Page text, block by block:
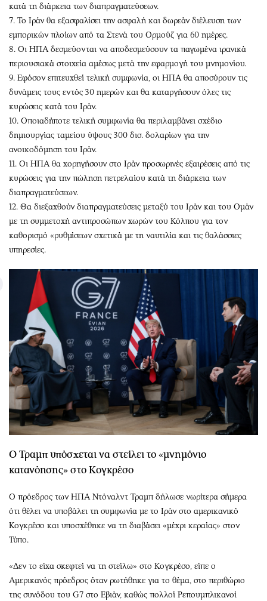
κατά τη διάρκεια των διαπραγματεύσεων.
7. Το Ιράν θα εξασφαλίσει την ασφαλή και δωρεάν διέλευση των
εμπορικών πλοίων από τα Στενά του Ορμούζ για 60 ημέρες.
8. Οι ΗΠΑ δεσμεύονται να αποδεσμεύσουν τα παγωμένα ιρανικά
περιουσιακά στοιχεία αμέσως μετά την εφαρμογή του μνημονίου.
9. Εφόσον επιτευχθεί τελική συμφωνία, οι ΗΠΑ θα αποσύρουν τις
δυνάμεις τους εντός 30 ημερών και θα καταργήσουν όλες τις
κυρώσεις κατά του Ιράν.
10. Οποιαδήποτε τελική συμφωνία θα περιλαμβάνει σχέδιο
δημιουργίας ταμείου ύψους 300 δισ. δολαρίων για την
ανοικοδόμηση του Ιράν.
11. Οι ΗΠΑ θα χορηγήσουν στο Ιράν προσωρινές εξαιρέσεις από τις
κυρώσεις για την πώληση πετρελαίου κατά τη διάρκεια των
διαπραγματεύσεων.
12. Θα διεξαχθούν διαπραγματεύσεις μεταξύ του Ιράν και του Ομάν
με τη συμμετοχή αντιπροσώπων χωρών του Κόλπου για τον
καθορισμό «ρυθμίσεων σχετικά με τη ναυτιλία και τις θαλάσσιες
υπηρεσίες.
Ο Τραμπ υπόσχεται να στείλει το «μνημόνιο
κατανόησης» στο Κογκρέσο
Ο πρόεδρος των ΗΠΑ Ντόναλντ Τραμπ δήλωσε νωρίτερα σήμερα
ότι θέλει να υποβάλει τη συμφωνία με το Ιράν στο αμερικανικό
Κογκρέσο και υποσχέθηκε να τη διαβάσει «μέχρι κεραίας» στον
Τύπο.
«Δεν το είχα σκεφτεί να τη στείλω» στο Κογκρέσο, είπε ο
Αμερικανός πρόεδρος όταν ρωτήθηκε για το θέμα, στο περιθώριο
της συνόδου του G7 στο Εβιάν, καθώς πολλοί Ρεπουμπλικανοί